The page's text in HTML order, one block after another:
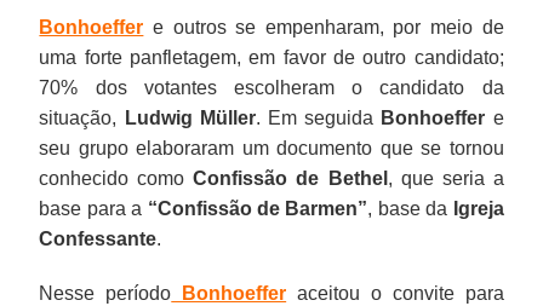
Bonhoeffer e outros se empenharam, por meio de
uma forte panfletagem, em favor de outro candidato;
70% dos votantes escolheram o candidato da
situação,
Ludwig Müller. Em seguida Bonhoeffer e
seu grupo elaboraram um documento que se tornou
conhecido comoConfissão de Bethel , que seria a
base para a “Confissão de Barmen”, base da Igreja
Confessante.
Nesse período Bonhoeffer aceitou o convite para